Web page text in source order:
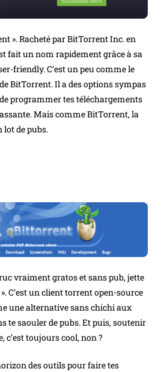
». Racheté par BitTorrent Inc. en
fait un nom rapidement grâce à sa
friendly. C’est un peu comme le
BitTorrent. Il a des options sympas
programmer tes téléchargements
Mais comme BitTorrent, la
lot de pubs.
vraiment gratos et sans pub, jette
C’est un client torrent open-source
une alternative sans chichi aux
te saouler de pubs. Et puis, soutenir
c’est toujours cool, non ?
des outils pour faire tes